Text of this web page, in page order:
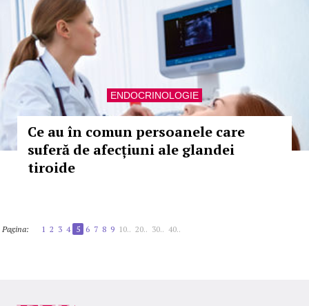
ENDOCRINOLOGIE
Ce au în comun persoanele care
suferă de afecțiuni ale glandei
tiroide
Pagina: 1 2 3 4 5 6 7 8 9 10.. 20.. 30.. 40..